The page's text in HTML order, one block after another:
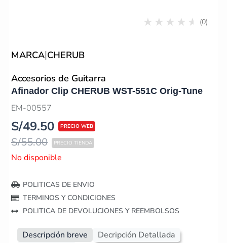
(0)
MARCA|CHERUB
Accesorios de Guitarra
Afinador Clip CHERUB WST-551C Orig-Tune
EM-00557
S/55.00
S/49.50
No disponible
POLITICAS DE ENVIO
TERMINOS Y CONDICIONES
POLITICA DE DEVOLUCIONES Y REEMBOLSOS
Descripción breve
Decripción Detallada